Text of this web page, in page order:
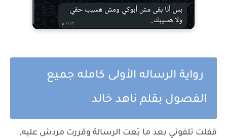
رواية الرساله الأولى كامله جميع
الفصول بقلم ناهد خالد
قفلت تلفوني بعد ما بَعت الرسالة وقررت مردش عليه,